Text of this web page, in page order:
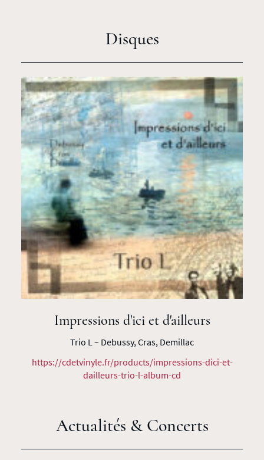
Disques
Impressions d'ici et d'ailleurs
Trio L – Debussy, Cras, Demillac
https://cdetvinyle.fr/products/impressions-dici-et-
dailleurs-trio-l-album-cd
Actualités & Concerts